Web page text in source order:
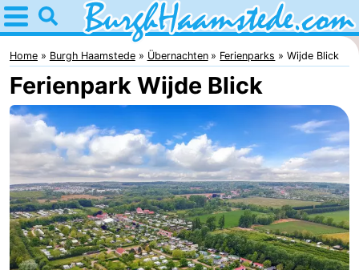
Home
Burgh
Haamstede
Tipps
Für
kindern
Natur
Kop
van
Übernachten
Appartements
Home Burgh Haamstede Übernachten Ferienparks Wijde Blick
Ferienpark Wijde Blick